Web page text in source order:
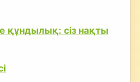
құндылық: сіз нақты